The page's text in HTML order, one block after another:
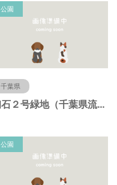
公園
千葉県
初石２号緑地（千葉県流山市）
公園